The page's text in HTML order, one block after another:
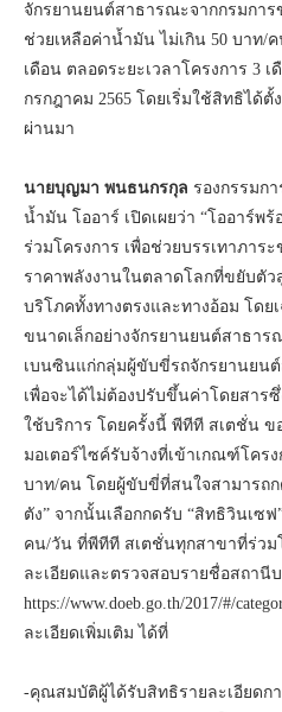
จักรยานยนต์สาธารณะจากกรมกา
ช่วยเหลือค่าน้ำมัน ไม่เกิน 50 บาท/
เดือน ตลอดระยะเวลาโครงการ 3
กรกฎาคม 2565 โดยเริ่มใช้สิทธิได้
ผ่านมา
นายบุญมา พนธนกรกุล รองกรรมก
น้ำมัน โออาร์ เปิดเผยว่า “โออาร์พ
ร่วมโครงการ เพื่อช่วยบรรเทาภา
ราคาพลังงานในตลาดโลกที่ขยับตั
บริโภคทั้งทางตรงและทางอ้อม โดย
ขนาดเล็กอย่างจักรยานยนต์สาธา
เบนซินแก่กลุ่มผู้ขับขี่รถจักรยานยน
เพื่อจะได้ไม่ต้องปรับขึ้นค่าโดยสาร
ใช้บริการ โดยครั้งนี้ พีทีที สเตชั่น
มอเตอร์ไซค์รับจ้างที่เข้าเกณฑ์โคร
บาท/คน โดยผู้ขับขี่ที่สนใจสามารถ
ตัง” จากนั้นเลือกกดรับ “สิทธิวินเซ
คน/วัน ที่พีทีที สเตชั่นทุกสาขาที่ร่วม
ละเอียดและตรวจสอบรายชื่อสถานี
https://www.doeb.go.th/2017/#/
ละเอียดเพิ่มเติม ได้ที่
-คุณสมบัติผู้ได้รับสิทธิรายละเอียดก